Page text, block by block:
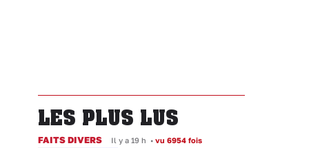
LES PLUS LUS
FAITS DIVERS Il y a 19 h • vu 6954 fois